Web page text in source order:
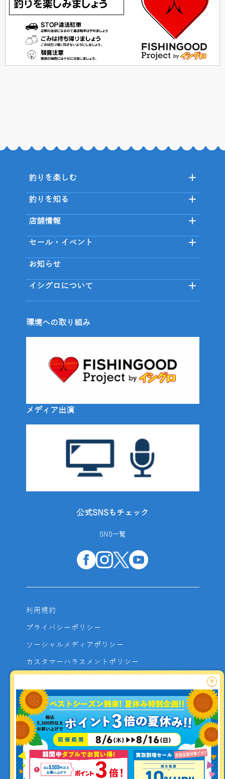
釣り情報を
投稿する
釣りを楽しむ
釣りを知る
店舗情報
セール・イベント
お知らせ
イシグロについて
環境への取り組み
メディア出演
公式SNSもチェック
SNS一覧
利用規約
プライバシーポリシー
ソーシャルメディアポリシー
カスタマーハラスメントポリシー
よくあるご質問
お問い合わせ
利用者資金の保全方法
×